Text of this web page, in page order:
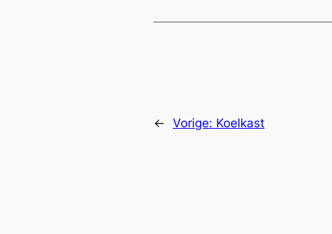
← Vorige: Koelkast